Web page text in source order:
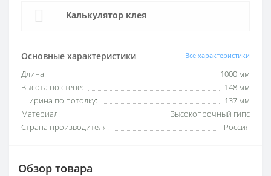
Основные характеристики Все характеристики
Длина:
1000 мм
Высота по стене:
148 мм
Ширина по потолку:
137 мм
Материал:
Высокопрочный гипс
Страна производителя:
Россия
Калькулятор клея
Обзор товара